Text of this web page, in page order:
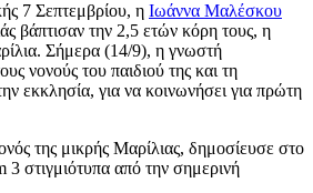
7 Σεπτεμβρίου, η Ιωάννα Μαλέσκου
βάπτισαν την 2,5 ετών κόρη τους, η
Σήμερα (14/9), η γνωστή
νονούς του παιδιού της και τη
εκκλησία, για να κοινωνήσει για πρώτη
της μικρής Μαρίλιας, δημοσίευσε στο
3 στιγμιότυπα από την σημερινή